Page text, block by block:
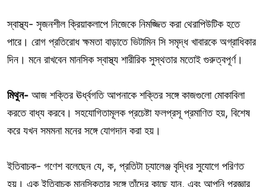
স্বাস্থ্য- সৃজনশীল ক্রিয়াকলাপে নিজেকে নিমজ্জিত করা থেরাপিউটিক হতে
পারে। রোগ প্রতিরোধ ক্ষমতা বাড়াতে ভিটামিন সি সমৃদ্ধ খাবারকে অগ্রাধিকার
দিন। মনে রাখবেন মানসিক স্বাস্থ্য শারীরিক সুস্থতার মতোই গুরুত্বপূর্ণ।
মিথুন- আজ শক্তির ঊর্ধ্বগতি আপনাকে শক্তির সঙ্গে কাজগুলো মোকাবিলা
করতে বাধ্য করবে। সহযোগিতামূলক প্রচেষ্টা ফলপ্রসূ প্রমাণিত হয়, বিশেষ
করে যখন সমমনা মনের সঙ্গে যোগদান করা হয়।
ইতিবাচক- গণেশ বলেছেন যে, ক, প্রতিটা চ্যালেঞ্জ বৃদ্ধির সুযোগে পরিণত
হয়। এক ইতিবাচক মানসিকতার সঙ্গে তাঁদের কাছে যান, এবং আপনি প্রজ্ঞার